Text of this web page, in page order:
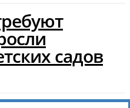
садов